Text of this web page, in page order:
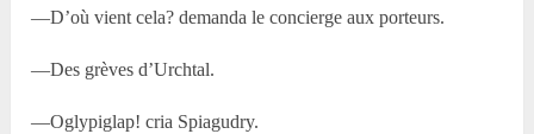
—D’où vient cela? demanda le concierge aux porteurs.
—Des grèves d’Urchtal.
—Oglypiglap! cria Spiagudry.